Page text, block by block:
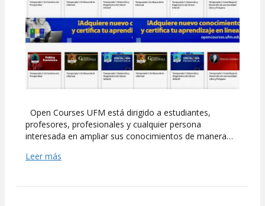
Open Courses UFM está dirigido a estudiantes,
profesores, profesionales y cualquier persona
interesada en ampliar sus conocimientos de manera…
Leer más